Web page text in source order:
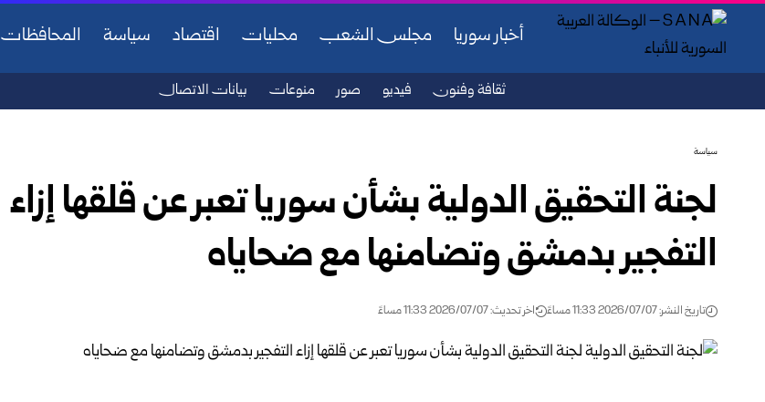
أخبار سوريا مجلس الشعب محليات اقتصاد سياسة المحافظات
ثقافة وفنون فيديو صور منوعات بيانات الاتصال
سياسة
لجنة التحقيق الدولية بشأن سوريا تعبر عن قلقها إزاء
التفجير بدمشق وتضامنها مع ضحاياه
تاريخ النشر: 2026/07/07 11:33 مساءً اخر تحديث: 2026/07/07 11:33 مساءً